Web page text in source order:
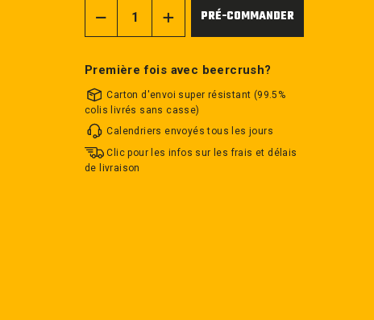
PRÉ-COMMANDER
Première fois avec beercrush?
Carton d'envoi super résistant (99.5%
colis livrés sans casse)
Calendriers envoyés tous les jours
Clic pour les infos sur les frais et délais
de livraison